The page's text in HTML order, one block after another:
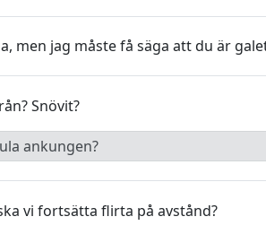
men jag måste få säga att du är
Snövit?
ankungen?
vi fortsätta flirta på avstånd?